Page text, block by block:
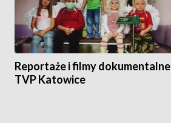
Reportaże i filmy dokumentalne
TVP Katowice